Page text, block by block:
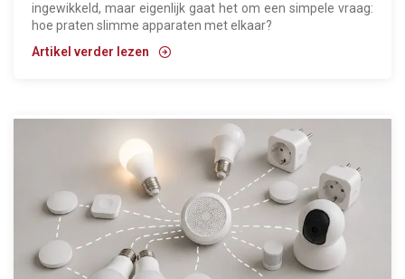
ingewikkeld, maar eigenlijk gaat het om een simpele vraag:
hoe praten slimme apparaten met elkaar?
Artikel verder lezen